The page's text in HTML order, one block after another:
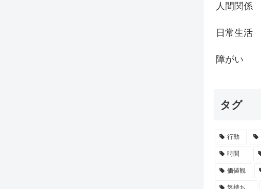
人間関係
日常生活
障がい
タグ
行動
時間
価値観